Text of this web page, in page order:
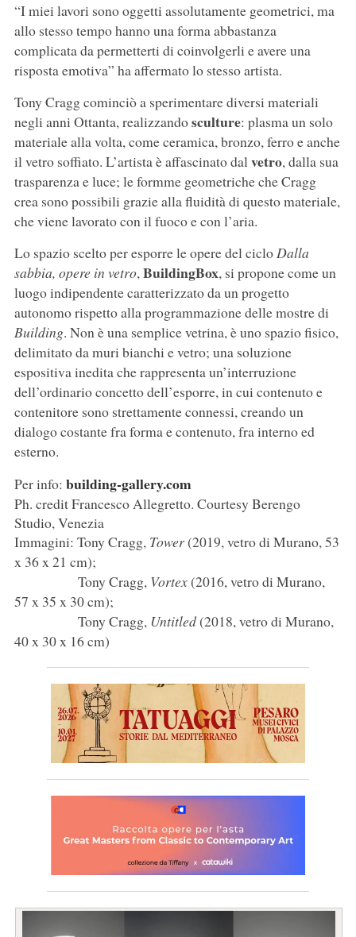
“I miei lavori sono oggetti assolutamente geometrici, ma
allo stesso tempo hanno una forma abbastanza
complicata da permetterti di coinvolgerli e avere una
risposta emotiva” ha affermato lo stesso artista.
Tony Cragg cominciò a sperimentare diversi materiali
negli anni Ottanta, realizzandosculture: plasma un solo
materiale alla volta, come ceramica, bronzo, ferro e anche
il vetro soffiato. L’artista è affascinato dalvetro, dalla sua
trasparenza e luce; le formme geometriche che Cragg
crea sono possibili grazie alla fluidità di questo materiale,
che viene lavorato con il fuoco e con l’aria.
Lo spazio scelto per esporre le opere del cicloDalla
sabbia, opere in vetro,BuildingBox, si propone come un
luogo indipendente caratterizzato da un progetto
autonomo rispetto alla programmazione delle mostre di
Building. Non è una semplice vetrina, è uno spazio fisico,
delimitato da muri bianchi e vetro; una soluzione
espositiva inedita che rappresenta un’interruzione
dell’ordinario concetto dell’esporre, in cui contenuto e
contenitore sono strettamente connessi, creando un
dialogo costante fra forma e contenuto, fra interno ed
esterno.
Per info: building-gallery.com
Ph. credit Francesco Allegretto. Courtesy Berengo
Studio, Venezia
Immagini: Tony Cragg, Tower(2019, vetro di Murano, 53
x 36 x 21 cm);
Tony Cragg, Vortex(2016, vetro di Murano,
57 x 35 x 30 cm);
Tony Cragg, Untitled(2018, vetro di Murano,
40 x 30 x 16 cm)